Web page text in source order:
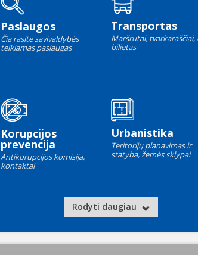
Paslaugos
Čia rasite savivaldybės
teikiamas paslaugas
Transportas
Maršrutai, tvarkaraščiai,
bilietas
Korupcijos
prevencija
Antikorupcijos komisija,
kontaktai
Urbanistika
Teritorijų planavimas ir
statyba, žemės sklypai
Rodyti daugiau